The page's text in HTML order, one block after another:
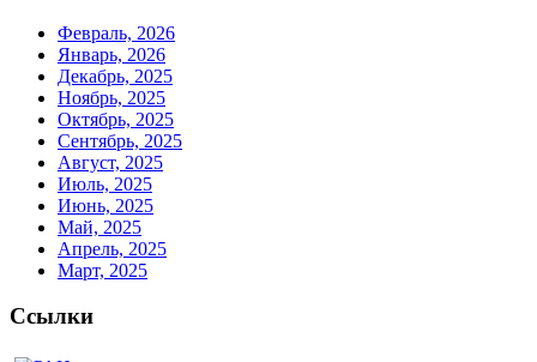
Февраль, 2026
Январь, 2026
Декабрь, 2025
Ноябрь, 2025
Октябрь, 2025
Сентябрь, 2025
Август, 2025
Июль, 2025
Июнь, 2025
Май, 2025
Апрель, 2025
Март, 2025
Ссылки